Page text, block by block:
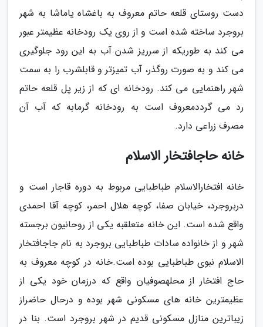
دست روستای قلعه حاتم معروف به باغشاه یاماشا به شهر
بروجرد ساخته شده است و از روی یک رودخانه عظیمتر عبور
می کند به طوریکه از سرریز شدن آب به این رود جلوگیری
می کند و به صورت روگذر، آب تمیزتر و قابلشرب را به سمت
شهر راهنمایی می کند. رودخانه ای که از زیر پل قلعه حاتم
رد می گرددمعروف است به رودخانه گرمابه که آب آن
مصرف زراعی دارد.
خانه حاجافتخار الاسلام
خانه افتخارالاسلام طباطبایی مربوط به دوره قاجار است و
دربروجرد، خیابان صفا، کوچه هلال احمر، کوچه آقا احمدی
واقع شده است. این خانه متعلقبه یکی از روحانیون برجسته
شهر و از خانواده سادات طباطبایی بروجرد به نام جاجافتخار
الاسلام نبوی طباطبایی بوده است.خانه در کوچه معروف به
حاج افتخار از محلهصوفیان واقع که درزمان خود یکی از
عظیمترین خانه های مسکونی شهر بوده و درحال حاضراز
زیباترین منازل مسکونی قدیم در شهر بروجرد است. بنا در